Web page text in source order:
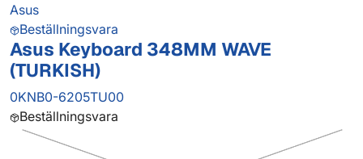
Asus
Beställningsvara
Asus Keyboard 348MM WAVE
(TURKISH)
0KNB0-6205TU00
Beställningsvara